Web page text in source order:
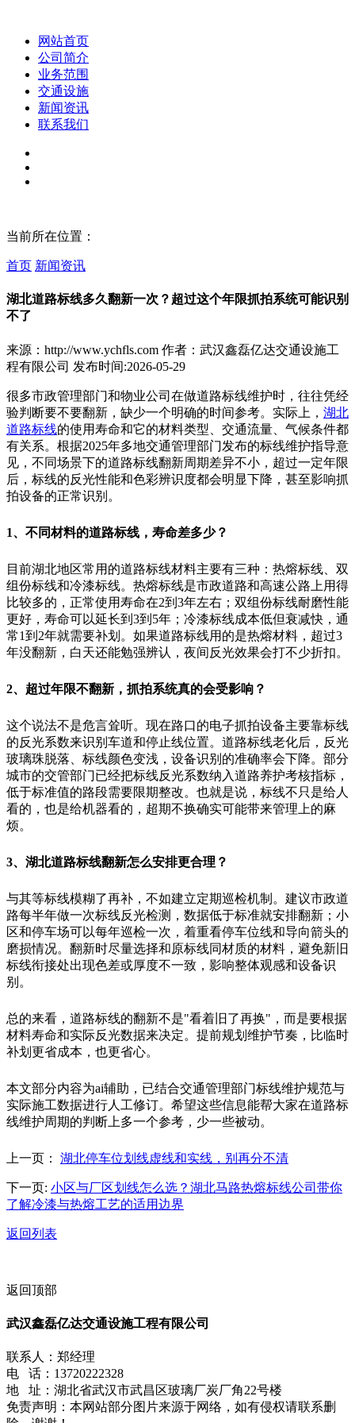
网站首页
公司简介
业务范围
交通设施
新闻资讯
联系我们
当前所在位置：
首页 新闻资讯
湖北道路标线多久翻新一次？超过这个年限抓拍系统可能识别
不了
来源：http://www.ychfls.com 作者：武汉鑫磊亿达交通设施工
程有限公司 发布时间:2026-05-29
很多市政管理部门和物业公司在做道路标线维护时，往往凭经
验判断要不要翻新，缺少一个明确的时间参考。实际上， 湖北
道路标线的使用寿命和它的材料类型、交通流量、气候条件都
有关系。根据2025年多地交通管理部门发布的标线维护指导意
见，不同场景下的道路标线翻新周期差异不小，超过一定年限
后，标线的反光性能和色彩辨识度都会明显下降，甚至影响抓
拍设备的正常识别。
1、不同材料的道路标线，寿命差多少？
目前湖北地区常用的道路标线材料主要有三种：热熔标线、双
组份标线和冷漆标线。热熔标线是市政道路和高速公路上用得
比较多的，正常使用寿命在2到3年左右；双组份标线耐磨性能
更好，寿命可以延长到3到5年；冷漆标线成本低但衰减快，通
常1到2年就需要补划。如果道路标线用的是热熔材料，超过3
年没翻新，白天还能勉强辨认，夜间反光效果会打不少折扣。
2、超过年限不翻新，抓拍系统真的会受影响？
这个说法不是危言耸听。现在路口的电子抓拍设备主要靠标线
的反光系数来识别车道和停止线位置。道路标线老化后，反光
玻璃珠脱落、标线颜色变浅，设备识别的准确率会下降。部分
城市的交管部门已经把标线反光系数纳入道路养护考核指标，
低于标准值的路段需要限期整改。也就是说，标线不只是给人
看的，也是给机器看的，超期不换确实可能带来管理上的麻
烦。
3、湖北道路标线翻新怎么安排更合理？
与其等标线模糊了再补，不如建立定期巡检机制。建议市政道
路每半年做一次标线反光检测，数据低于标准就安排翻新；小
区和停车场可以每年巡检一次，着重看停车位线和导向箭头的
磨损情况。翻新时尽量选择和原标线同材质的材料，避免新旧
标线衔接处出现色差或厚度不一致，影响整体观感和设备识
别。
总的来看，道路标线的翻新不是"看着旧了再换"，而是要根据
材料寿命和实际反光数据来决定。提前规划维护节奏，比临时
补划更省成本，也更省心。
本文部分内容为ai辅助，已结合交通管理部门标线维护规范与
实际施工数据进行人工修订。希望这些信息能帮大家在道路标
线维护周期的判断上多一个参考，少一些被动。
上一页： 湖北停车位划线虚线和实线，别再分不清
下一页: 小区与厂区划线怎么选？湖北马路热熔标线公司带你
了解冷漆与热熔工艺的适用边界
返回列表
返回顶部
武汉鑫磊亿达交通设施工程有限公司
联系人：郑经理
电 话：13720222328
地 址：湖北省武汉市武昌区玻璃厂炭厂角22号楼
免责声明：本网站部分图片来源于网络，如有侵权请联系删